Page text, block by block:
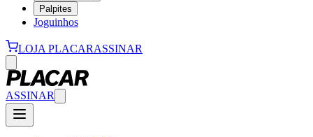
Palpites
Joguinhos
LOJA PLACARASSINAR
ASSINAR